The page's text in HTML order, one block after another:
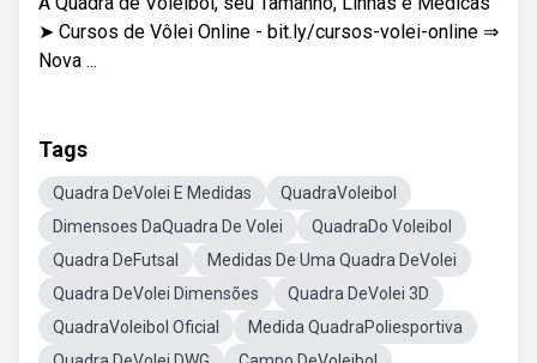
➤ Cursos de Vôlei Online - bit.ly/cursos-volei-online ⇒
Nova ...
Tags
Quadra DeVolei E Medidas
QuadraVoleibol
Dimensoes DaQuadra De Volei
QuadraDo Voleibol
Quadra DeFutsal
Medidas De Uma Quadra DeVolei
Quadra DeVolei Dimensões
Quadra DeVolei 3D
QuadraVoleibol Oficial
Medida QuadraPoliesportiva